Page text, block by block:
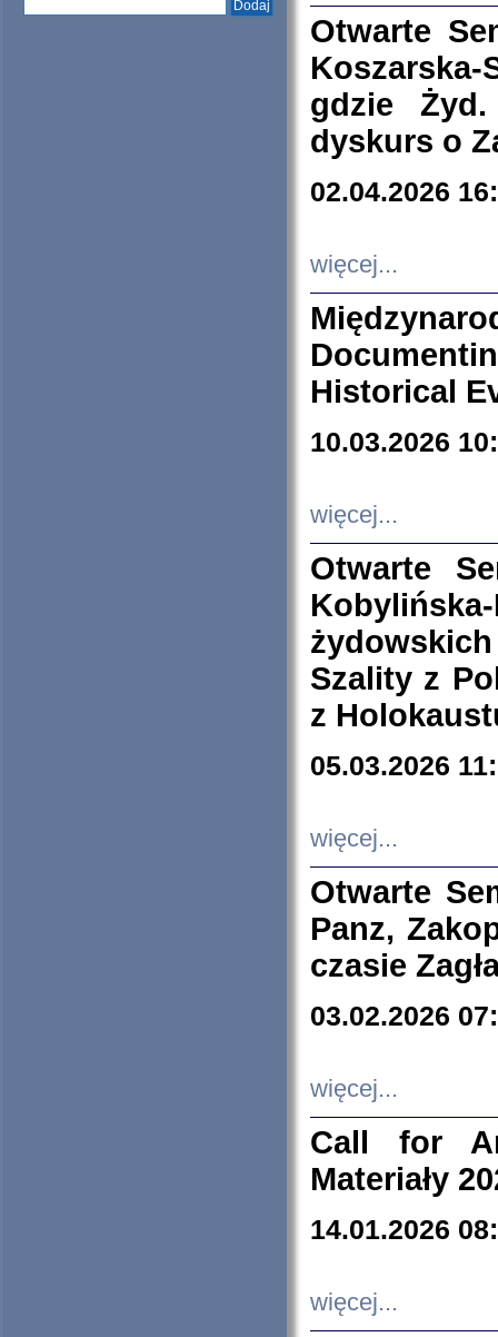
Otwarte
Koszarska-
gdzie
dyskurs o
02.04.2026
więcej...
Historical
10.03.2026
więcej...
Otwarte
Szality z
z
05.03.2026
więcej...
Otwarte
Panz,
czasie
03.02.2026
więcej...
Call for
Materiały
14.01.2026
więcej...